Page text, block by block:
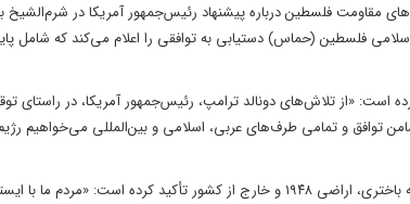
مقاومت فلسطین درباره پیشنهاد رئیس‌جمهور آمریکا در شرم‌الشیخ
فلسطین (حماس) دستیابی به توافقی را اعلام می‌کند که شامل
است: «از تلاش‌های دونالد ترامپ، رئیس‌جمهور آمریکا، در راستای
توافق و تمامی طرف‌های عربی، اسلامی و بین‌المللی می‌خواهیم رژیم
در پایان این بیانیه، حماس ضمن درود به مردم فلسطین در نوار غزه، قدس، کرانه باختری، اراضی ۱۹۴۸ و خارج از کشور